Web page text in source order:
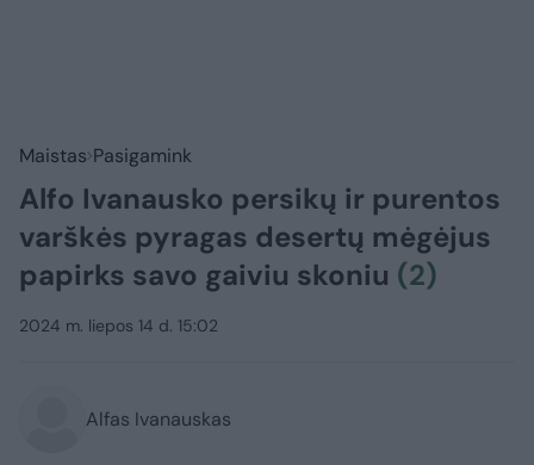
Maistas Pasigamink
Alfo Ivanausko persikų ir purentos
varškės pyragas desertų mėgėjus
papirks savo gaiviu skoniu (2)
2024 m. liepos 14 d. 15:02
Alfas Ivanauskas